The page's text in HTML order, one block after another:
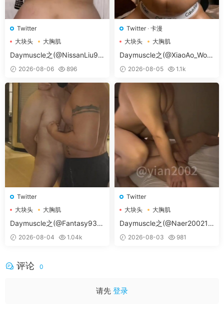
Twitter
大块头
大胸肌
大胸肌肉男
Daymuscle之(@NissanLiu98
-@Nissan98）
2026-08-06 896
Twitter· 卡漫
大块头
大胸肌
大胸肌肉男
Daymuscle之(@XiaoAo_Worl
d-@XiaoAo.art）
2026-08-05 1.1k
Twitter
大块头
大胸肌
大胸肌肉男
Daymuscle之(@Fantasy938
15579-@孔控Kong）
2026-08-04 1.04k
Twitter
大块头
大胸肌
大胸肌肉男
Daymuscle之(@Naer20021-
@纳尔）
2026-08-03 981
评论 0
请先 登录